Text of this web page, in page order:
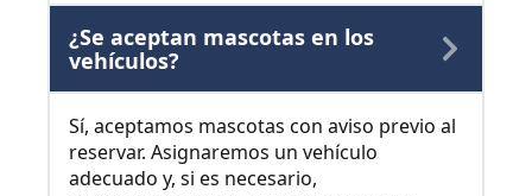
¿Se aceptan mascotas en los
vehículos?
Sí, aceptamos mascotas con aviso previo al
reservar. Asignaremos un vehículo
adecuado y, si es necesario,